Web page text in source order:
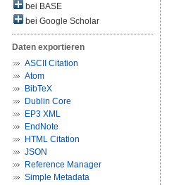
bei BASE
bei Google Scholar
Daten exportieren
ASCII Citation
Atom
BibTeX
Dublin Core
EP3 XML
EndNote
HTML Citation
JSON
Reference Manager
Simple Metadata